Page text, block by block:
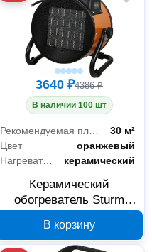
3640 ₽4386 ₽
В наличии 100 шт
Рекомендуемая площадь
30 м²
Цвет
оранжевый
Нагревательный элемент
керамический
Керамический
обогреватель Sturm
В корзину